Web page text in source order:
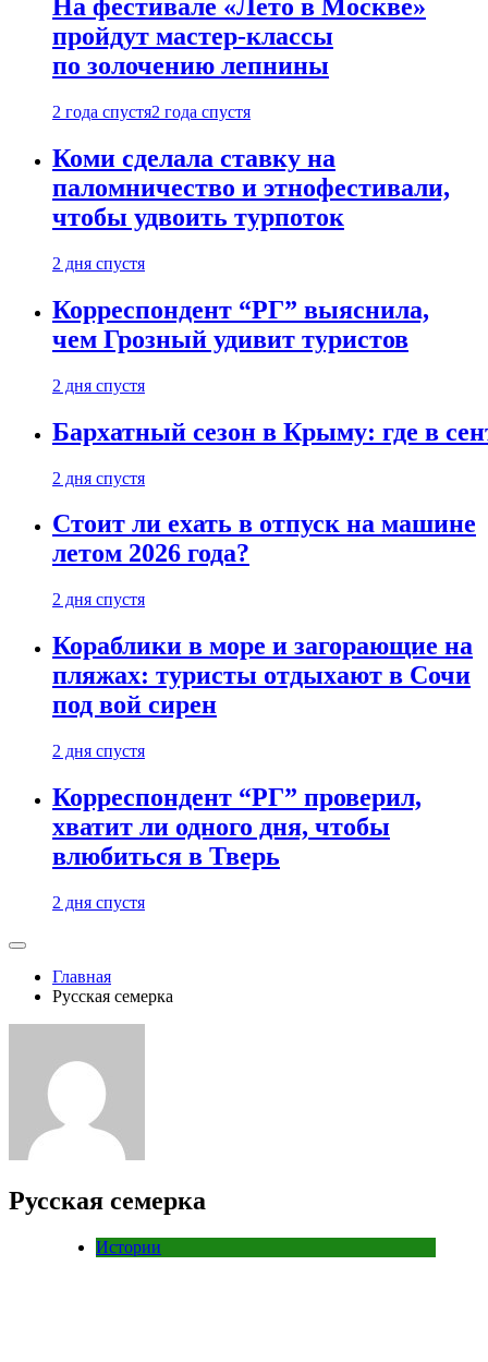
На фестивале «Лето в Москве»
пройдут мастер-классы
по золочению лепнины
2 года спустя2 года спустя
Коми сделала ставку на
паломничество и этнофестивали,
чтобы удвоить турпоток
2 дня спустя
Корреспондент “РГ” выяснила,
чем Грозный удивит туристов
2 дня спустя
Бархатный сезон в Крыму: где в
2 дня спустя
Стоит ли ехать в отпуск на машине
летом 2026 года?
2 дня спустя
Кораблики в море и загорающие на
пляжах: туристы отдыхают в Сочи
под вой сирен
2 дня спустя
Корреспондент “РГ” проверил,
хватит ли одного дня, чтобы
влюбиться в Тверь
2 дня спустя
Главная
Русская семерка
Русская семерка
Истории